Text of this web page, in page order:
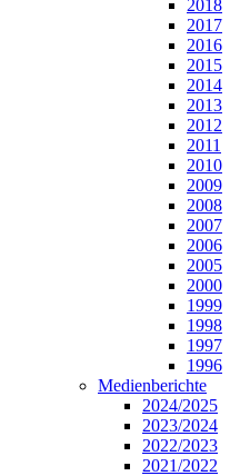
2018
2017
2016
2015
2014
2013
2012
2011
2010
2009
2008
2007
2006
2005
2000
1999
1998
1997
1996
Medienberichte
2024/2025
2023/2024
2022/2023
2021/2022